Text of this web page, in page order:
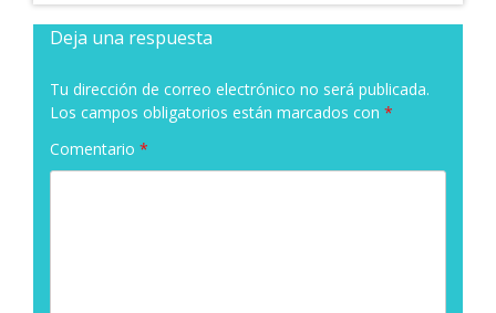
Deja una respuesta
Tu dirección de correo electrónico no será publicada.
Los campos obligatorios están marcados con *
Comentario *